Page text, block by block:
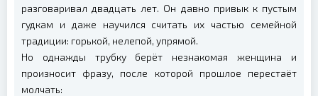
разговаривал двадцать лет. Он давно привык к пустым
гудкам и даже научился считать их частью семейной
традиции: горькой, нелепой, упрямой.
Но однажды трубку берёт незнакомая женщина и
произносит фразу, после которой прошлое перестаёт
молчать: